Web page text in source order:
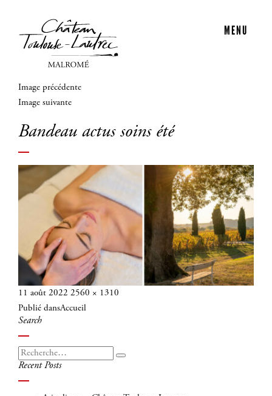
MENU
Image précédente
Image suivante
Bandeau actus soins été
Publié
le
11 août 2022 Taille
réelle
2560 × 1310
Navigation
de
l’article
Publié dansAccueil
Search
Recherche
pour
:
Recherche
Recent Posts